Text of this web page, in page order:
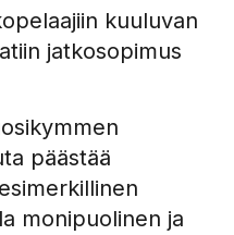
kuuluvan
jatkosopimus
päästää
monipuolinen ja